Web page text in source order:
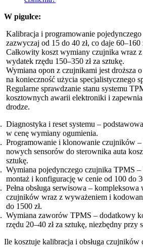
W pigułce:
Kalibracja i programowanie
zazwyczaj od 15 do 40 zł, co daje 60–160
Całkowity koszt wymiany czujnika wraz z
wydatek rzędu 150–350 zł za sztukę.
Wymiana opon z czujnikami jest droższa o
na konieczność użycia specjalistycznego
Regularne sprawdzanie stanu systemu
kosztownych awarii elektroniki i zapewnia
drodze.
Diagnostyka i reset systemu –
w cenę wymiany ogumienia.
Programowanie i klonowanie czujników –
nowych sensorów do sterownika auta
sztukę.
Wymiana pojedynczego czujnika TPMS –
montaż i konfigurację w cenie od 100 do
Pełna obsługa serwisowa –
czujników wraz z wyważeniem i
do 1500 zł.
Wymiana zaworów TPMS – dodatkowy
rzędu 20–40 zł za sztukę, niezbędny przy
Ile kosztuje kalibracja i obsługa czujników